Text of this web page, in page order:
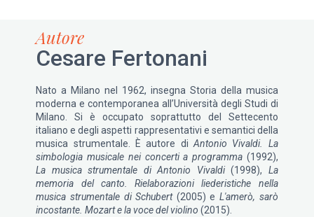
Autore
Cesare Fertonani
Nato a Milano nel 1962, insegna Storia della musica
moderna e contemporanea all’Università degli Studi di
Milano. Si è occupato soprattutto del Settecento
italiano e degli aspetti rappresentativi e semantici della
musica strumentale. È autore diAntonio Vivaldi. La
simbologia musicale nei concerti a programma (1992),
La musica strumentale di Antonio Vivaldi(1998), La
memoria del canto. Rielaborazioni liederistiche nella
musica strumentale di Schubert(2005) eL'amerò, sarò
incostante. Mozart e la voce del violino (2015).